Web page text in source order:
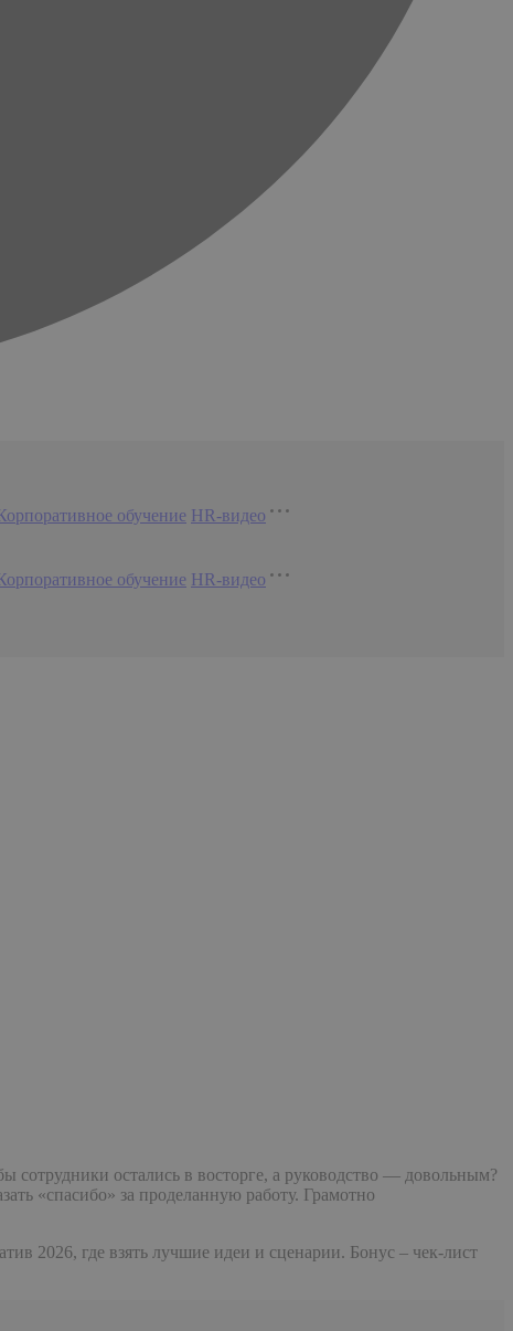
обучение HR-видео
обучение HR-видео
сотрудники остались в восторге, а руководство — довольным?
«спасибо» за проделанную работу. Грамотно
2026, где взять лучшие идеи и сценарии. Бонус – чек-лист